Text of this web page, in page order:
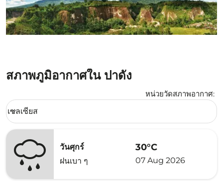
สภาพภูมิอากาศใน ปาดัง
หน่วยวัดสภาพอากาศ:
Weather unit option เซลเซียส Selected
เซลเซียส
keyboard_arrow_down
วันศุกร์
ฝนเบา ๆ
30°C
07 Aug 2026